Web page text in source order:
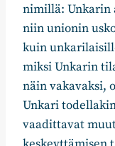
nimillä: Unkarin
niin unionin
kuin
miksi Unkarin
näin vakavaksi,
Unkari
vaadittavat